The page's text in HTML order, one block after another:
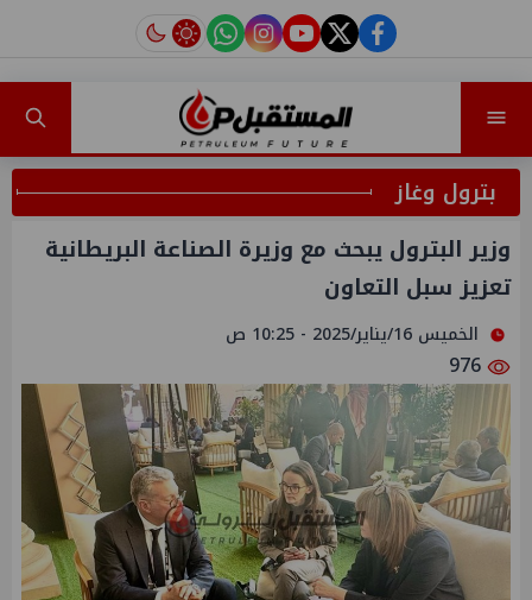
facebook
twitter
youtube
instagram
tiktok
بترول وغاز
وزير البترول يبحث مع وزيرة الصناعة البريطانية
تعزيز سبل التعاون
الخميس 16/يناير/2025 - 10:25 ص